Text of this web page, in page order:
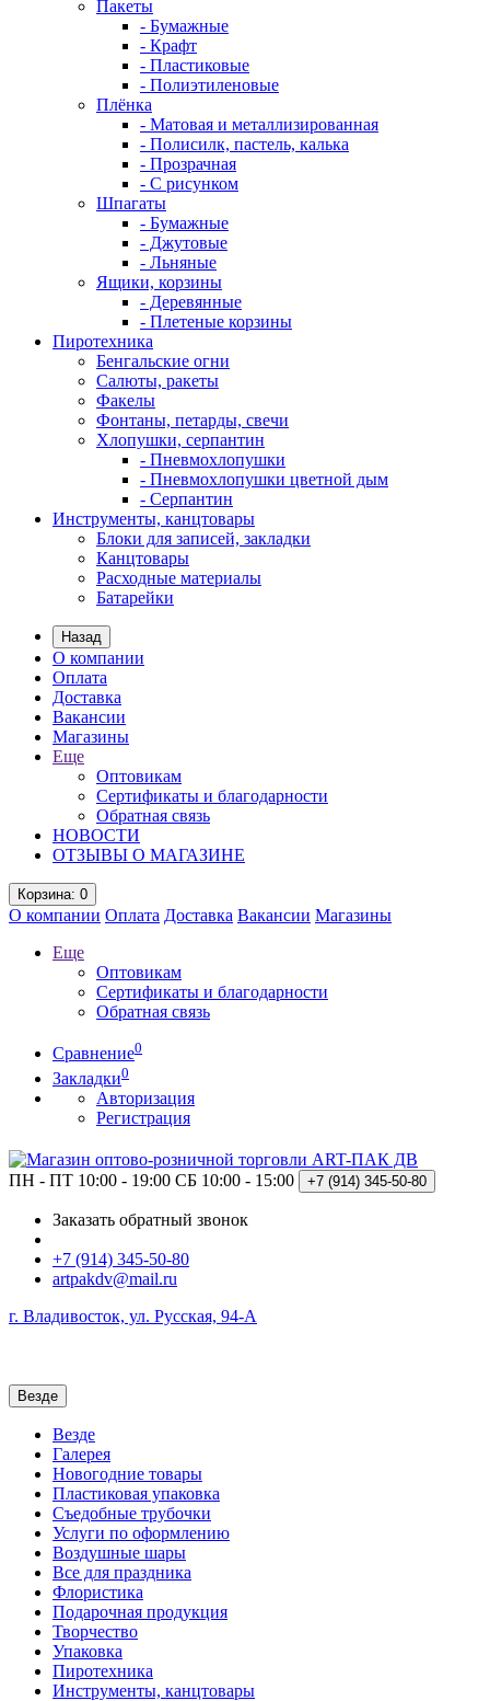
Пакеты
- Бумажные
- Крафт
- Пластиковые
- Полиэтиленовые
Плёнка
- Матовая и металлизированная
- Полисилк, пастель, калька
- Прозрачная
- С рисунком
Шпагаты
- Бумажные
- Джутовые
- Льняные
Ящики, корзины
- Деревянные
- Плетеные корзины
Пиротехника
Бенгальские огни
Салюты, ракеты
Факелы
Фонтаны, петарды, свечи
Хлопушки, серпантин
- Пневмохлопушки
- Пневмохлопушки цветной дым
- Серпантин
Инструменты, канцтовары
Блоки для записей, закладки
Канцтовары
Расходные материалы
Батарейки
Назад
О компании
Оплата
Доставка
Вакансии
Магазины
Еще
Оптовикам
Сертификаты и благодарности
Обратная связь
НОВОСТИ
ОТЗЫВЫ О МАГАЗИНЕ
Корзина: 0
О компании Оплата Доставка Вакансии Магазины
Еще
Оптовикам
Сертификаты и благодарности
Обратная связь
Сравнение0
Закладки0
Авторизация
Регистрация
ПН - ПТ 10:00 - 19:00 СБ 10:00 - 15:00 +7 (914) 345-50-80
Заказать обратный звонок
+7 (914) 345-50-80
artpakdv@mail.ru
г. Владивосток, ул. Русская, 94-А
Везде
Везде
Галерея
Новогодние товары
Пластиковая упаковка
Съедобные трубочки
Услуги по оформлению
Воздушные шары
Все для праздника
Флористика
Подарочная продукция
Творчество
Упаковка
Пиротехника
Инструменты, канцтовары